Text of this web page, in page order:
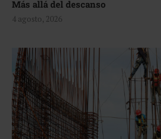
Más allá del descanso
4 agosto, 2026